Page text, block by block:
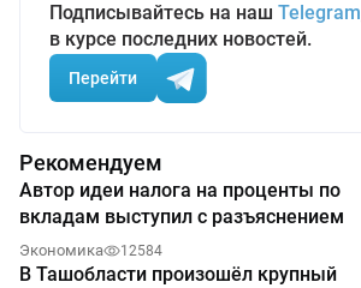
Подписывайтесь на наш Telegram
в курсе последних новостей.
Перейти
Рекомендуем
Автор идеи налога на проценты по
вкладам выступил с разъяснением
Экономика 12584
В Ташобласти произошёл крупный